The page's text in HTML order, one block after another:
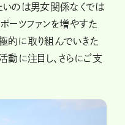
いのは男女関係なくでは
ーツファンを増やすた
的に取り組んでいきた
動に注目し、さらにご支